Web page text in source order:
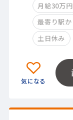
月給30万
最寄り駅
土日休み